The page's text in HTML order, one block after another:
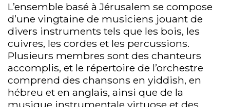
L’ensemble basé à Jérusalem se compose
d’une vingtaine de musiciens jouant de
divers instruments tels que les bois, les
cuivres, les cordes et les percussions.
Plusieurs membres sont des chanteurs
accomplis, et le répertoire de l’orchestre
comprend des chansons en yiddish, en
hébreu et en anglais, ainsi que de la